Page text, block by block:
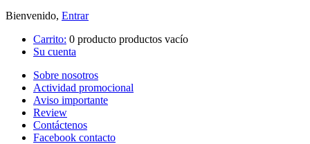
Bienvenido, Entrar
Carrito: 0 producto productos vacío
Su cuenta
Sobre nosotros
Actividad promocional
Aviso importante
Review
Contáctenos
Facebook contacto